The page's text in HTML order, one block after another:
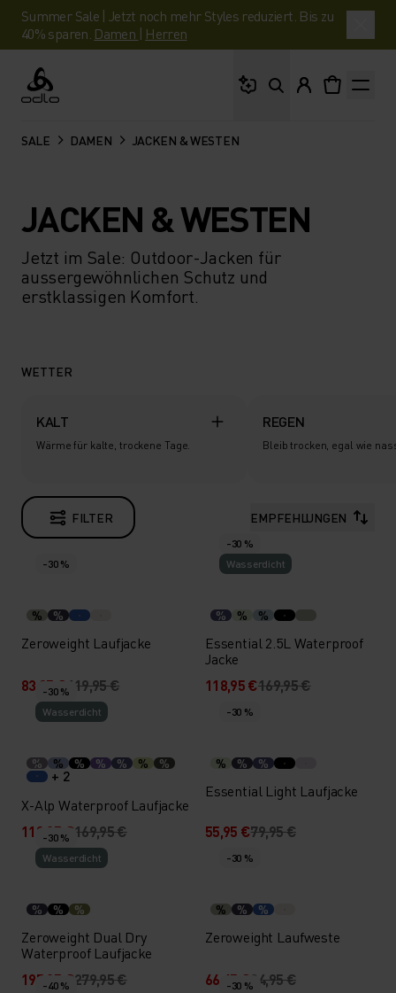
Summer Sale | Jetzt noch mehr Styles reduziert. Bis zu
40% sparen. Damen | Herren
Odlo
SALE DAMEN JACKEN & WESTEN
JACKEN & WESTEN
Jetzt im Sale: Outdoor-Jacken für
aussergewöhnlichen Schutz und
erstklassigen Komfort.
WETTER
KALT
Wärme für kalte, trockene Tage.
REGEN
Bleib trocken, egal wie
FILTER EMPFEHLUNGEN
-30 %
% %
Zeroweight Laufjacke
83,95 €119,95 €
-30 %
Wasserdicht
% % %
Essential 2.5L Waterproof
Jacke
118,95 €169,95 €
-30 %
Wasserdicht
% % % % % % %
+ 2
X-Alp Waterproof Laufjacke
118,95 €169,95 €
-30 %
% % %
Essential Light Laufjacke
55,95 €79,95 €
-30 %
Wasserdicht
% % %
Zeroweight Dual Dry
Waterproof Laufjacke
195,95 €279,95 €
-30 %
% % %
Zeroweight Laufweste
66,45 €94,95 €
-40 %
-30 %